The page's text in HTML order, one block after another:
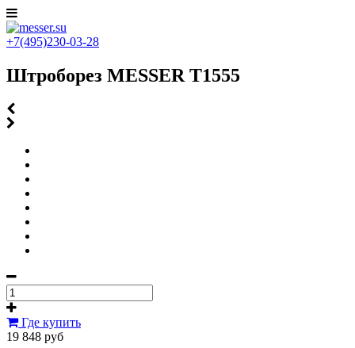
+7(495)230-03-28
Штроборез MESSER T1555
Где купить
19 848 руб